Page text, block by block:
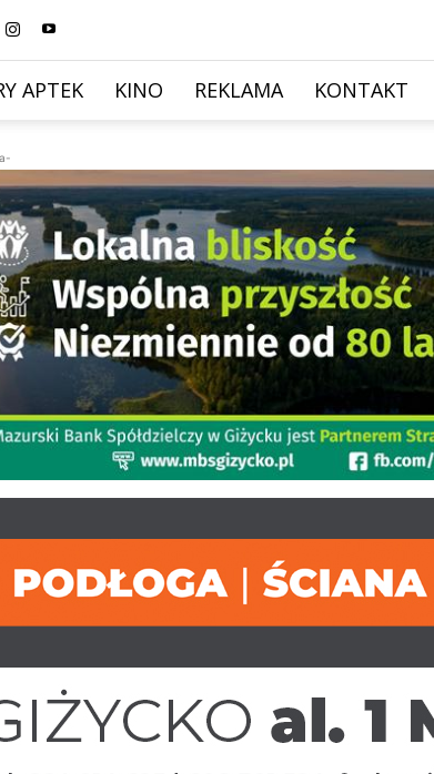
APTEK KINO REKLAMA KONTAKT